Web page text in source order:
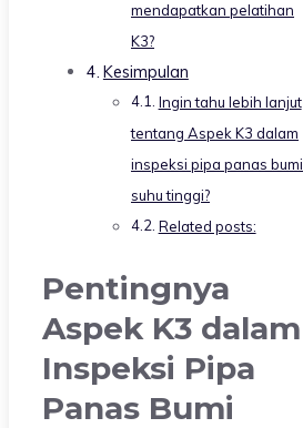
mendapatkan pelatihan
K3?
Kesimpulan
Ingin tahu lebih lanjut
tentang Aspek K3 dalam
inspeksi pipa panas bumi
suhu tinggi?
Related posts:
Pentingnya
Aspek K3 dalam
Inspeksi Pipa
Panas Bumi